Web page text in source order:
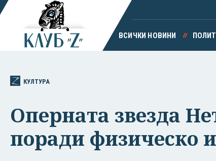
ВСИЧКИ НОВИНИ
КУЛТУРА
Оперната звезда
поради физическо